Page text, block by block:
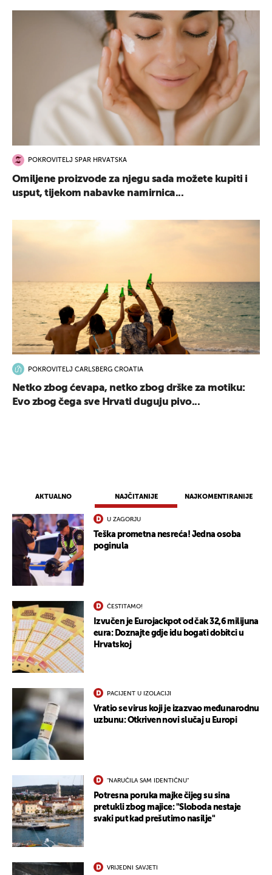
AKTUALNO NAJČITANIJE NAJKOMENTIRANIJE
U ZAGORJU
Teška prometna nesreća! Jedna osoba
poginula
ČESTITAMO!
Izvučen je Eurojackpot od čak 32,6 milijuna
eura: Doznajte gdje idu bogati dobitci u
Hrvatskoj
PACIJENT U IZOLACIJI
Vratio se virus koji je izazvao međunarodnu
uzbunu: Otkriven novi slučaj u Europi
"NARUČILA SAM IDENTIČNU"
Potresna poruka majke čijeg su sina
pretukli zbog majice: "Sloboda nestaje
svaki put kad prešutimo nasilje"
VRIJEDNI SAVJETI
POKROVITELJ SPAR HRVATSKA
Omiljene proizvode za njegu sada možete kupiti i
usput, tijekom nabavke namirnica...
POKROVITELJ CARLSBERG CROATIA
Netko zbog ćevapa, netko zbog drške za motiku:
Evo zbog čega sve Hrvati duguju pivo...